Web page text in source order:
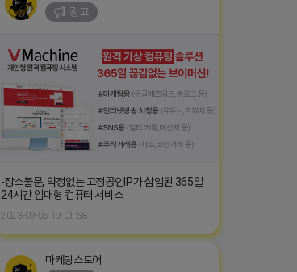
광고
-장소불문, 약정없는 고정공인IP가 삽입된 365일
24시간 임대형 컴퓨터 서비스
2023-09-05 19:01:58
마케팅스토어